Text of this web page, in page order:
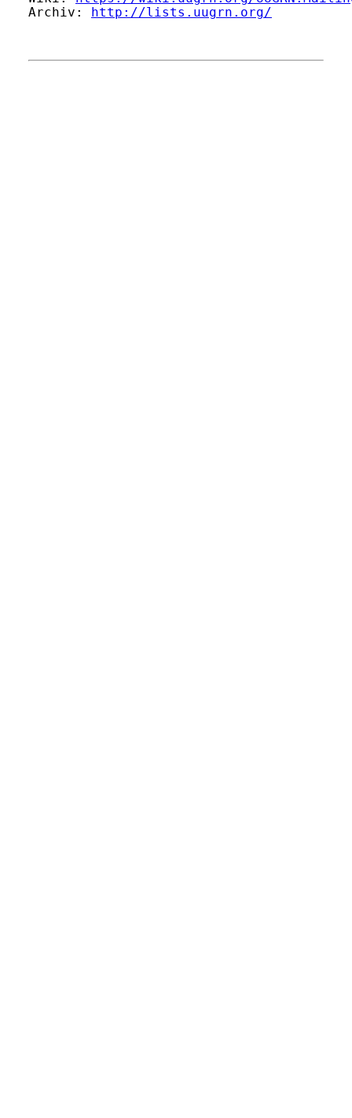
Archiv:
http://lists.uugrn.org/